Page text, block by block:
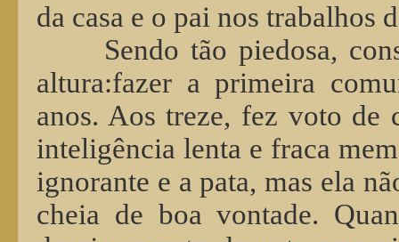
da casa e o pai nos trabalhos
Sendo tão piedosa,
altura:fazer a primeira
anos. Aos treze, fez voto de
inteligência lenta e fraca
ignorante e a pata, mas ela
cheia de boa vontade.